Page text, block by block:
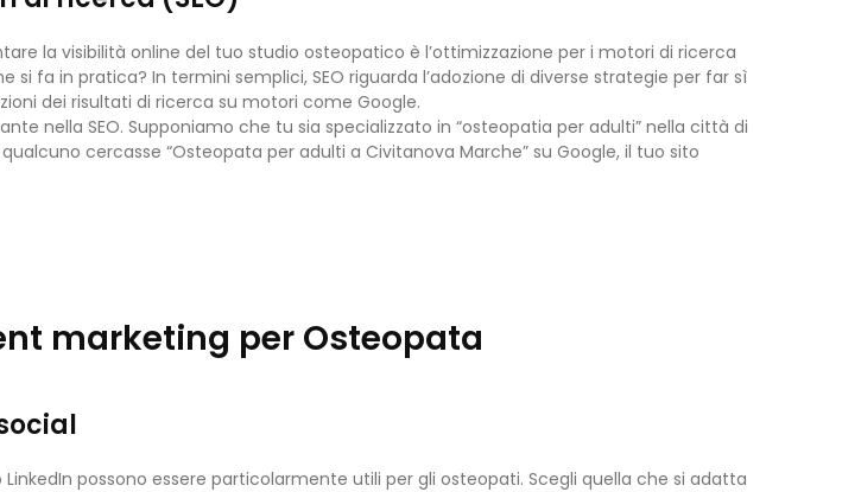
la visibilità online del tuo studio osteopatico è l’ottimizzazione per i motori di ricerca
si fa in pratica? In termini semplici, SEO riguarda l’adozione di diverse strategie per far sì
dei risultati di ricerca su motori come Google.
nella SEO. Supponiamo che tu sia specializzato in “osteopatia per adulti” nella città di
cercasse “Osteopata per adulti a Civitanova Marche” su Google, il tuo sito
marketing per Osteopata
possono essere particolarmente utili per gli osteopati. Scegli quella che si adatta